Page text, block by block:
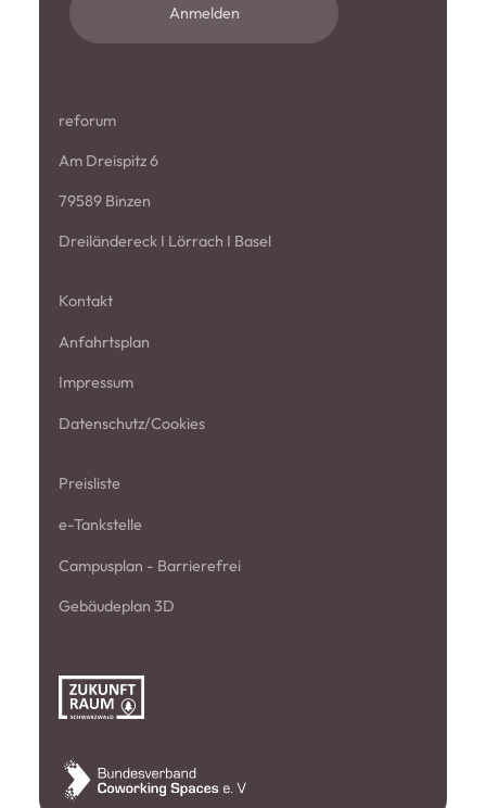
Anmelden
reforum
Am Dreispitz 6
79589 Binzen
Dreiländereck I Lörrach I Basel
Kontakt
Anfahrtsplan
Impressum
Datenschutz/Cookies
Preisliste
e-Tankstelle
Campusplan - Barrierefrei
Gebäudeplan 3D